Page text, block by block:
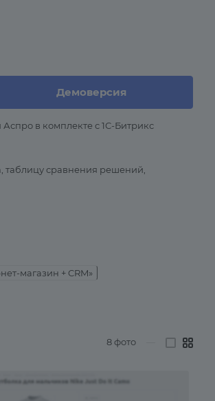
Демоверсия
в комплекте с 1С-Битрикс
таблицу сравнения решений,
магазин + CRM»
8фото